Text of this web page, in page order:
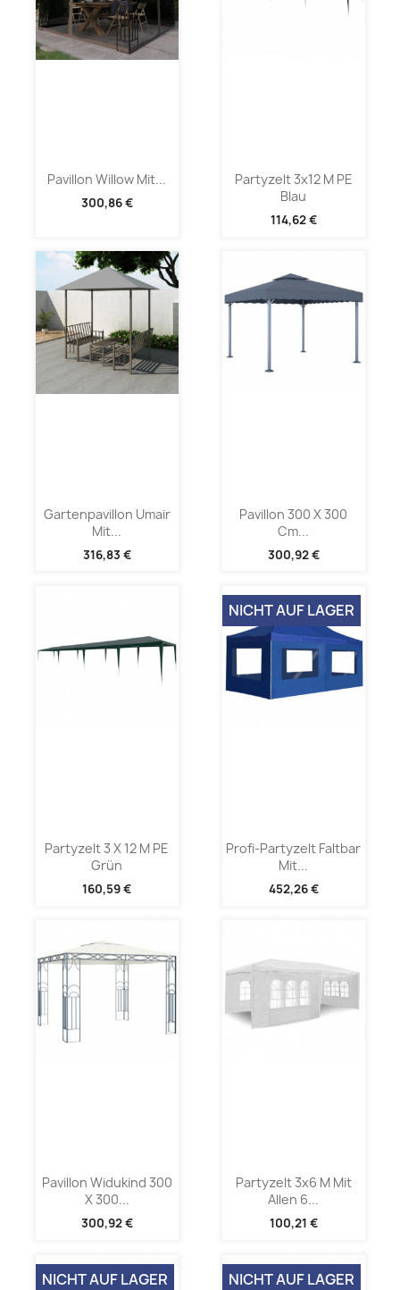
Pavillon Willow Mit...
300,86 €
Partyzelt 3x12 M PE
Blau
114,62 €
Gartenpavillon Umair
Mit...
316,83 €
Pavillon 300 X 300
Cm...
300,92 €
Partyzelt 3 X 12 M PE
Grün
160,59 €
Profi-Partyzelt Faltbar
Mit...
452,26 €
NICHT AUF LAGER
Pavillon Widukind 300
X 300...
300,92 €
Partyzelt 3x6 M Mit
Allen 6...
100,21 €
NICHT AUF LAGER NICHT AUF LAGER